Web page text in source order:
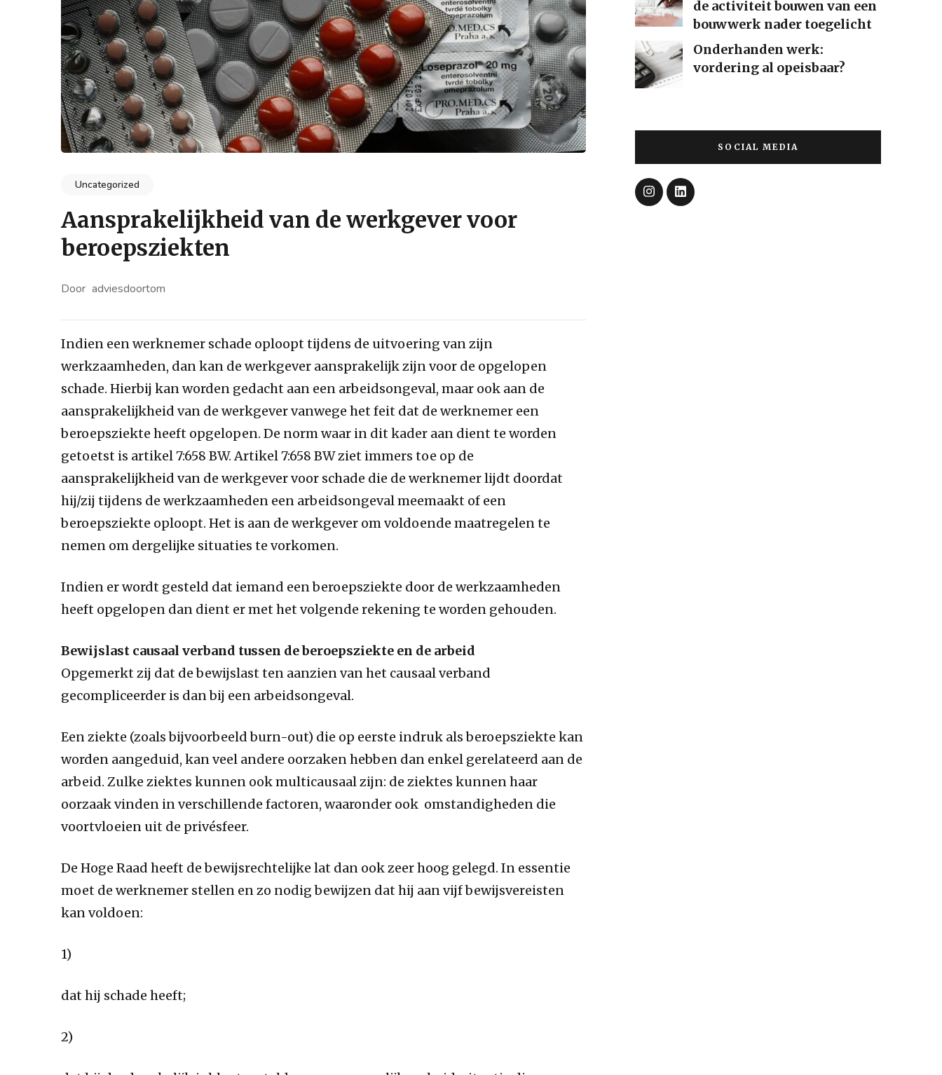
Uncategorized
Aansprakelijkheid van de werkgever voor
beroepsziekten
Door adviesdoortom
Indien een werknemer schade oploopt tijdens de uitvoering van zijn
werkzaamheden, dan kan de werkgever aansprakelijk zijn voor de opgelopen
schade. Hierbij kan worden gedacht aan een arbeidsongeval, maar ook aan de
aansprakelijkheid van de werkgever vanwege het feit dat de werknemer een
beroepsziekte heeft opgelopen. De norm waar in dit kader aan dient te worden
getoetst is artikel 7:658 BW. Artikel 7:658 BW ziet immers toe op de
aansprakelijkheid van de werkgever voor schade die de werknemer lijdt doordat
hij/zij tijdens de werkzaamheden een arbeidsongeval meemaakt of een
beroepsziekte oploopt. Het is aan de werkgever om voldoende maatregelen te
nemen om dergelijke situaties te vorkomen.
Indien er wordt gesteld dat iemand een beroepsziekte door de werkzaamheden
heeft opgelopen dan dient er met het volgende rekening te worden gehouden.
Bewijslast causaal verband tussen de beroepsziekte en de arbeid
Opgemerkt zij dat de bewijslast ten aanzien van het causaal verband
gecompliceerder is dan bij een arbeidsongeval.
Een ziekte (zoals bijvoorbeeld burn-out) die op eerste indruk als beroepsziekte kan
worden aangeduid, kan veel andere oorzaken hebben dan enkel gerelateerd aan de
arbeid. Zulke ziektes kunnen ook multicausaal zijn: de ziektes kunnen haar
oorzaak vinden in verschillende factoren, waaronder ook omstandigheden die
voortvloeien uit de privésfeer.
De Hoge Raad heeft de bewijsrechtelijke lat dan ook zeer hoog gelegd. In essentie
moet de werknemer stellen en zo nodig bewijzen dat hij aan vijf bewijsvereisten
kan voldoen:
1)
dat hij schade heeft;
2)
de activiteit bouwen van een
bouwwerk nader toegelicht
Onderhanden werk:
vordering al opeisbaar?
SOCIAL MEDIA